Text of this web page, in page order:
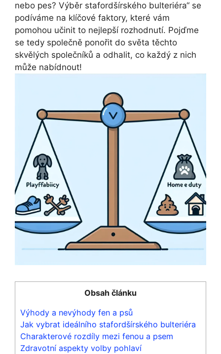
nebo pes? Výběr stafordšírského bulteriéra“ se
podíváme na klíčové faktory, které vám
pomohou učinit to nejlepší rozhodnutí. Pojďme
se tedy společně ponořit do světa těchto
skvělých společníků a odhalit, co každý z nich
může nabídnout!
Obsah článku
Výhody a nevýhody fen a psů
Jak vybrat ideálního stafordšírského bulteriéra
Charakterové rozdíly mezi fenou a psem
Zdravotní aspekty volby pohlaví